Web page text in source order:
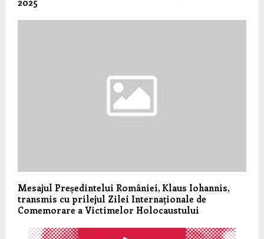
Mesajul Președintelui României, Klaus Iohannis,
transmis cu prilejul Zilei Internaționale de
Comemorare a Victimelor Holocaustului